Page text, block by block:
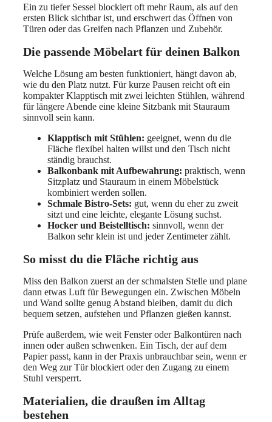
Ein zu tiefer Sessel blockiert oft mehr Raum, als auf den
ersten Blick sichtbar ist, und erschwert das Öffnen von
Türen oder das Greifen nach Pflanzen und Zubehör.
Die passende Möbelart für deinen Balkon
Welche Lösung am besten funktioniert, hängt davon ab,
wie du den Platz nutzt. Für kurze Pausen reicht oft ein
kompakter Klapptisch mit zwei leichten Stühlen, während
für längere Abende eine kleine Sitzbank mit Stauraum
sinnvoll sein kann.
Klapptisch mit Stühlen: geeignet, wenn du die
Fläche flexibel halten willst und den Tisch nicht
ständig brauchst.
Balkonbank mit Aufbewahrung: praktisch, wenn
Sitzplatz und Stauraum in einem Möbelstück
kombiniert werden sollen.
Schmale Bistro-Sets: gut, wenn du eher zu zweit
sitzt und eine leichte, elegante Lösung suchst.
Hocker und Beistelltisch: sinnvoll, wenn der
Balkon sehr klein ist und jeder Zentimeter zählt.
So misst du die Fläche richtig aus
Miss den Balkon zuerst an der schmalsten Stelle und plane
dann etwas Luft für Bewegungen ein. Zwischen Möbeln
und Wand sollte genug Abstand bleiben, damit du dich
bequem setzen, aufstehen und Pflanzen gießen kannst.
Prüfe außerdem, wie weit Fenster oder Balkontüren nach
innen oder außen schwenken. Ein Tisch, der auf dem
Papier passt, kann in der Praxis unbrauchbar sein, wenn er
den Weg zur Tür blockiert oder den Zugang zu einem
Stuhl versperrt.
Materialien, die draußen im Alltag
bestehen